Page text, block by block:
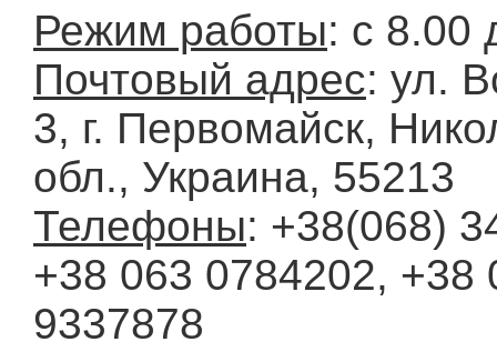
Режим работы: с 8.00
Почтовый адрес: ул.
3, г. Первомайск,
обл., Украина, 55213
Телефоны: +38(068)
+38 063 0784202, +38
9337878